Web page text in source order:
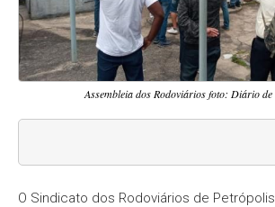
Assembleia dos Rodoviários foto: Diário de
O Sindicato dos Rodoviários de